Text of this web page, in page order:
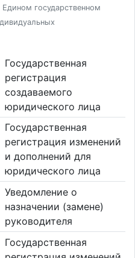
государственном
Государственная
регистрация
создаваемого
юридического лица
Государственная
регистрация изменений
и дополнений для
юридического лица
Уведомление о
назначении (замене)
руководителя
Государственная